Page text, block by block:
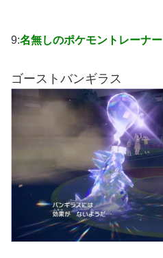
9:名無しのポケモントレーナー
ゴーストバンギラス